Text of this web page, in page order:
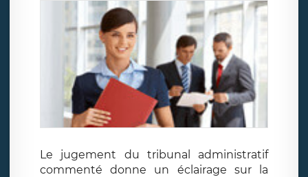
Le jugement du tribunal administratif
commenté donne un éclairage sur la